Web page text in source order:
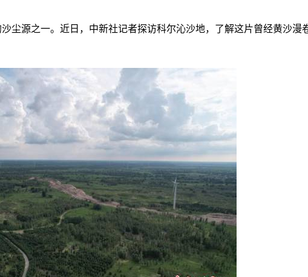
尘源之一。近日，中新社记者探访科尔沁沙地，了解这片曾经黄沙漫